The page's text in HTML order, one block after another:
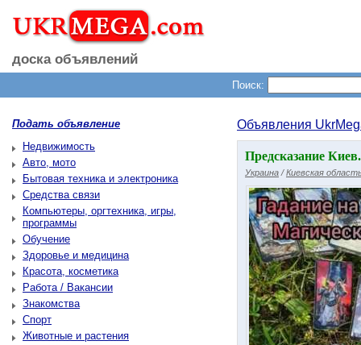
доска объявлений
Поиск:
Подать объявление
Недвижимость
Авто, мото
Бытовая техника и электроника
Средства связи
Компьютеры, оргтехника, игры,
программы
Обучение
Здоровье и медицина
Красота, косметика
Работа / Вакансии
Знакомства
Спорт
Животные и растения
Объявления
Предсказание
Украина /Киевская